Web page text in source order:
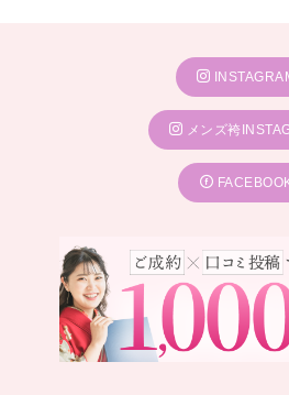
メンズ袴